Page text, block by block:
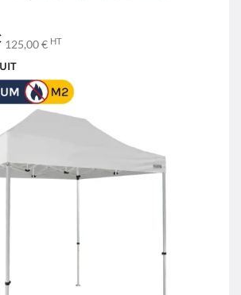
125,00 € HT